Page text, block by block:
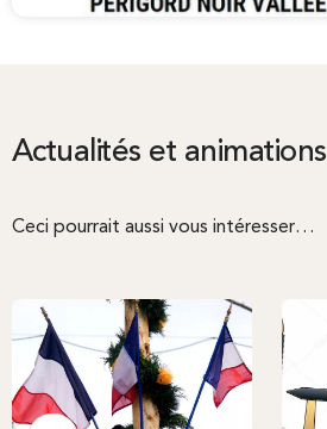
Actualités et animations
Ceci pourrait aussi vous intéresser…